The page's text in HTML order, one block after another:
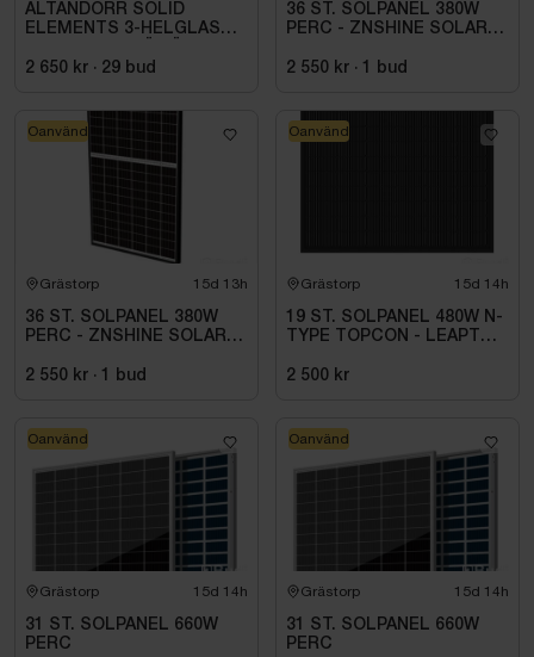
ALTANDÖRR SOLID
ELEMENTS 3-HELGLAS
2 650 kr · 29 bud
36 ST. SOLPANEL 380W
PERC - ZNSHINE SOLAR-
2 550 kr · 1 bud
Grästorp 15d 13h
36 ST. SOLPANEL 380W
PERC - ZNSHINE SOLAR-
2 550 kr · 1 bud
Oanvänd
Grästorp 15d 14h
19 ST. SOLPANEL 480W N-
TYPE TOPCON - LEAPTON
2 500 kr
Oanvänd
Grästorp 15d 14h
31 ST. SOLPANEL 660W
PERC
Oanvänd
Grästorp 15d 14h
31 ST. SOLPANEL 660W
PERC
Oanvänd